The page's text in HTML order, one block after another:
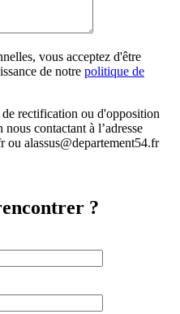
vous acceptez d'être
de notre politique de
rectification ou d'opposition
contactant à l’adresse
ou alassus@departement54.fr
?